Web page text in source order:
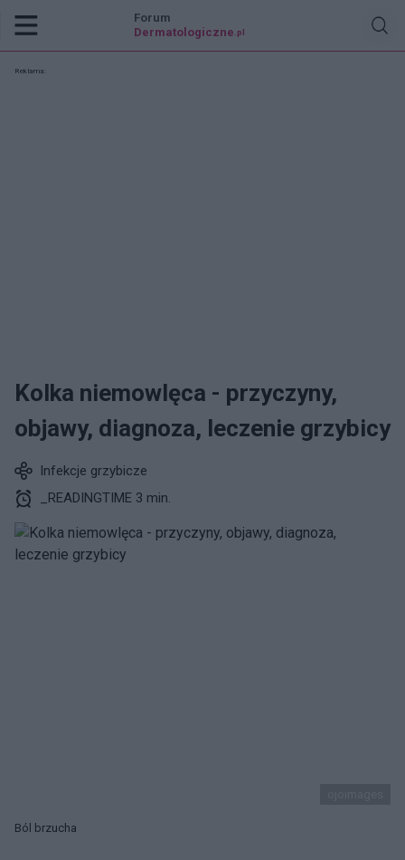
Forum
Dermatologiczne .pl
Reklama:
Kolka niemowlęca - przyczyny,
objawy, diagnoza, leczenie grzybicy
Infekcje grzybicze
_READINGTIME 3 min.
Ból brzucha